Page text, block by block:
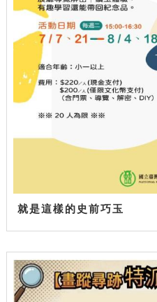
就是這樣的史前巧玉